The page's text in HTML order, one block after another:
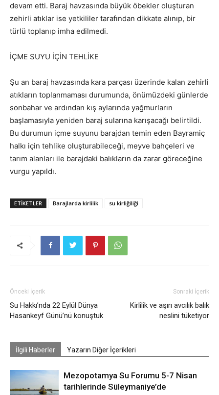
devam etti. Baraj havzasında büyük öbekler oluşturan
zehirli atıklar ise yetkililer tarafından dikkate alınıp, bir
türlü toplanıp imha edilmedi.
İÇME SUYU İÇİN TEHLİKE
Şu an baraj havzasında kara parçası üzerinde kalan zehirli
atıkların toplanmaması durumunda, önümüzdeki günlerde
sonbahar ve ardından kış aylarında yağmurların
başlamasıyla yeniden baraj sularına karışacağı belirtildi.
Bu durumun içme suyunu barajdan temin eden Bayramiç
halkı için tehlike oluşturabileceği, meyve bahçeleri ve
tarım alanları ile barajdaki balıkların da zarar göreceğine
vurgu yapıldı.
ETIKETLER Barajlarda kirlilik su kirliğiliği
Önceki İçerik
Su Hakkı’nda 22 Eylül Dünya
Hasankeyf Günü’nü konuştuk
Sonraki İçerik
Kirlilik ve aşırı avcılık balık
neslini tüketiyor
İlgili Haberler Yazarın Diğer İçerikleri
Mezopotamya Su Forumu 5-7 Nisan
tarihlerinde Süleymaniye’de